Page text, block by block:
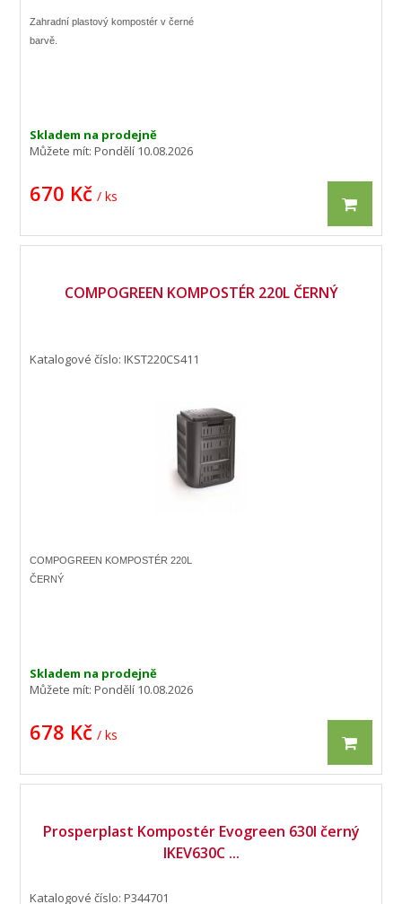
Skladem na prodejně
Můžete mít:Pondělí 10.08.2026
670 Kč / ks
Zahradní plastový kompostér v černé
barvě.
COMPOGREEN KOMPOSTÉR 220L ČERNÝ
Katalogové číslo: IKST220CS411
Skladem na prodejně
Můžete mít:Pondělí 10.08.2026
678 Kč / ks
COMPOGREEN KOMPOSTÉR 220L
ČERNÝ
Prosperplast Kompostér Evogreen 630l černý
IKEV630C ...
Katalogové číslo: P344701